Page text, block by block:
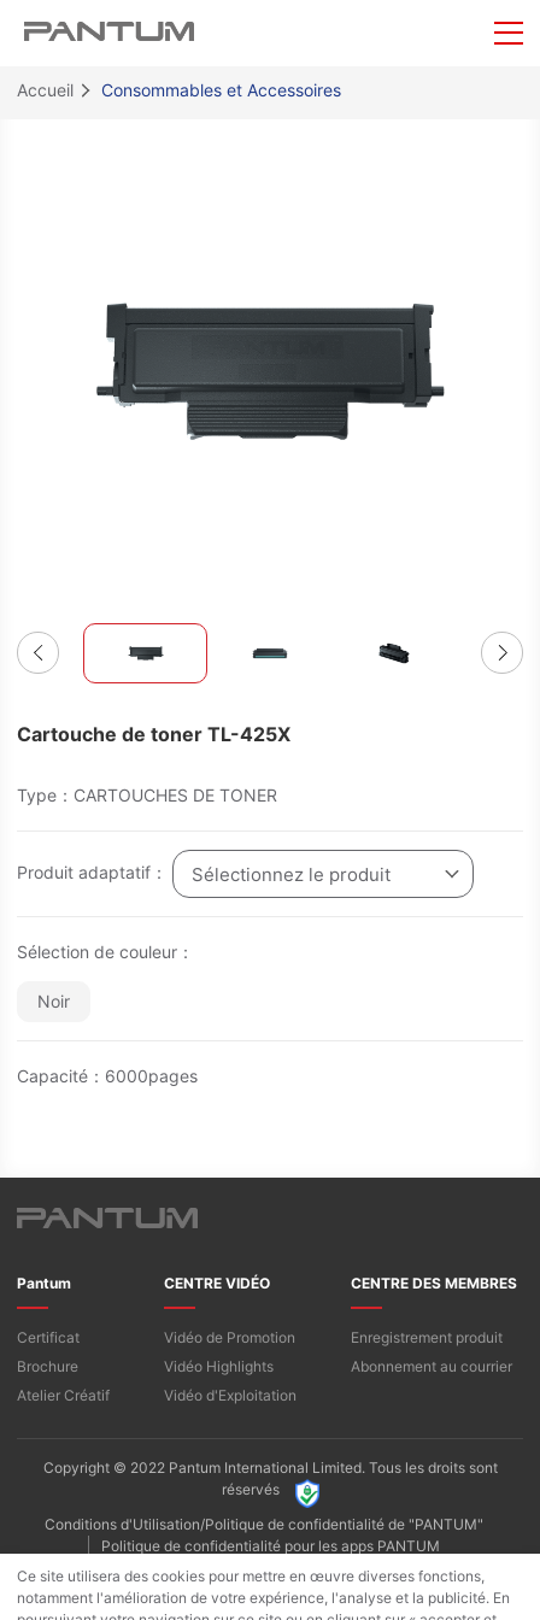
Accueil Consommables et Accessoires
Cartouche de toner TL-425X
Type：CARTOUCHES DE TONER
Produit adaptatif： Sélectionnez le produit
Sélection de couleur：
Noir
Capacité：6000pages
Pantum
Certificat
Brochure
Atelier Créatif
CENTRE VIDÉO
Vidéo de Promotion
Vidéo Highlights
Vidéo d'Exploitation
CENTRE DES MEMBRES
Enregistrement produit
Abonnement au courrier
Copyright © 2022 Pantum International Limited. Tous les droits sont
réservés
Conditions d'Utilisation/Politique de confidentialité de "PANTUM"
Politique de confidentialité pour les apps PANTUM
Politique de Cookies
Ce site utilisera des cookies pour mettre en œuvre diverses fonctions,
notamment l'amélioration de votre expérience, l'analyse et la publicité. En